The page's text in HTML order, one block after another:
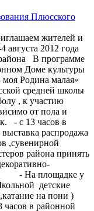
Плюсского
жителей и
августа 2012 года
В программе
Доме культуры
Родина малая»
средней школы
, к участию
от пола и
- с 13 часов в
распродажа
района принять
площадке у
детские
на пони )
часов в районной